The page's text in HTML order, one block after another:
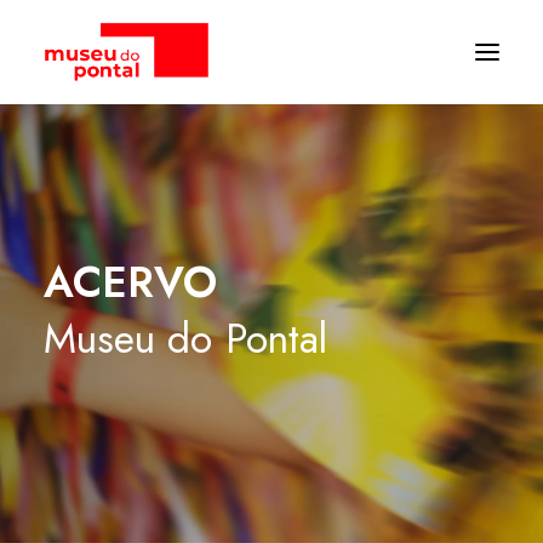
ACERVO
Museu do Pontal